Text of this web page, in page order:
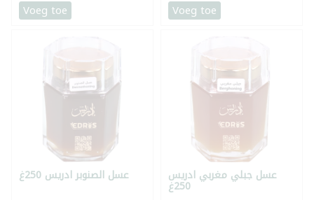
Voeg toe Voeg toe
عسل الصنوبر ادريس 250غ عسل جبلي مغربي ادريس
250غ